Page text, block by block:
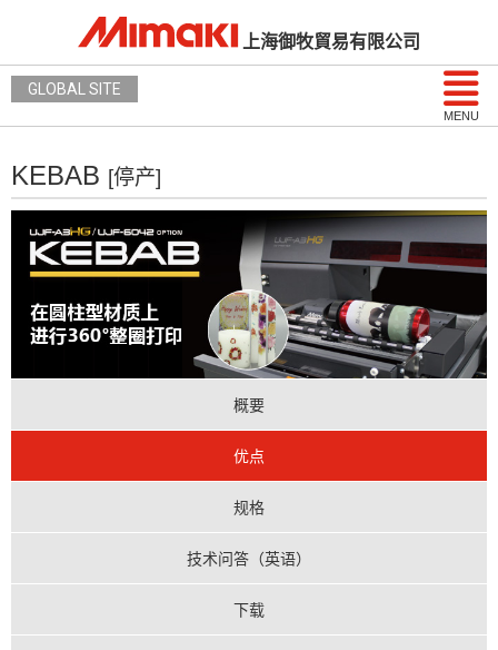
上海御牧貿易有限公司
MENU
GLOBAL SITE
KEBAB [停产]
概要
优点
规格
技术问答（英语）
下载